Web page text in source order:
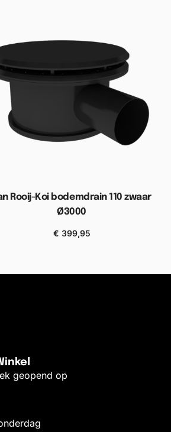
Rooij-Koi bodemdrain 110 zwaar
Ø3000
€ 399,95
geopend op